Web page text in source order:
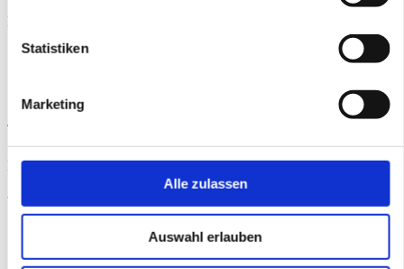
Statistiken
Marketing
Alle zulassen
Auswahl erlauben
Muthesiusstraße 4
12163 Berlin
Tel.: +49 30 236237-0
Fax: +49 30 236237-37
Web: